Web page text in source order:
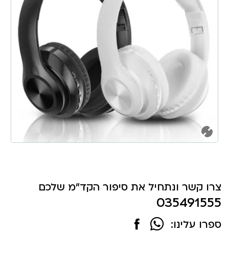
צרו קשר ונתחיל את סיפור הקד"מ שלכם
035491555
ספרו עלינו: